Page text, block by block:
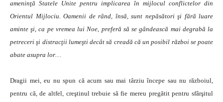
ameninţă Statele Unite pentru implicarea în mijlocul conflictelor din
Orientul Mijlociu. Oamenii de rând, însă, sunt nepăsători şi fără luare
aminte şi, ca pe vremea lui Noe, preferă să se gândească mai degrabă la
petreceri şi distracţii lumeşti decât să creadă că un posibil război se poate
abate asupra lor…
Dragii mei, eu nu spun că acum sau mai târziu începe sau nu războiul,
pentru că, de altfel, creştinul trebuie să fie mereu pregătit pentru sfârşitul